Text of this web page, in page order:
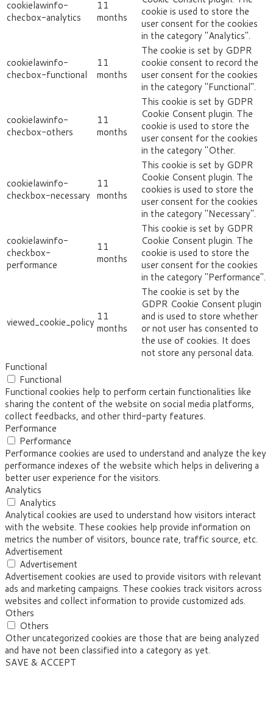
cookielawinfo-
checbox-analytics
11
months
cookie is used to store the
user consent for the cookies
in the category "Analytics".
cookielawinfo-
checbox-functional
11
months
The cookie is set by GDPR
cookie consent to record the
user consent for the cookies
in the category "Functional".
cookielawinfo-
checbox-others
11
months
This cookie is set by GDPR
Cookie Consent plugin. The
cookie is used to store the
user consent for the cookies
in the category "Other.
cookielawinfo-
checkbox-necessary
11
months
This cookie is set by GDPR
Cookie Consent plugin. The
cookies is used to store the
user consent for the cookies
in the category "Necessary".
cookielawinfo-
checkbox-
performance
11
months
This cookie is set by GDPR
Cookie Consent plugin. The
cookie is used to store the
user consent for the cookies
in the category "Performance".
viewed_cookie_policy 11
months
The cookie is set by the
GDPR Cookie Consent plugin
and is used to store whether
or not user has consented to
the use of cookies. It does
not store any personal data.
Functional
Functional
Functional cookies help to perform certain functionalities like
sharing the content of the website on social media platforms,
collect feedbacks, and other third-party features.
Performance
Performance
Performance cookies are used to understand and analyze the key
performance indexes of the website which helps in delivering a
better user experience for the visitors.
Analytics
Analytics
Analytical cookies are used to understand how visitors interact
with the website. These cookies help provide information on
metrics the number of visitors, bounce rate, traffic source, etc.
Advertisement
Advertisement
Advertisement cookies are used to provide visitors with relevant
ads and marketing campaigns. These cookies track visitors across
websites and collect information to provide customized ads.
Others
Others
Other uncategorized cookies are those that are being analyzed
and have not been classified into a category as yet.
SAVE & ACCEPT